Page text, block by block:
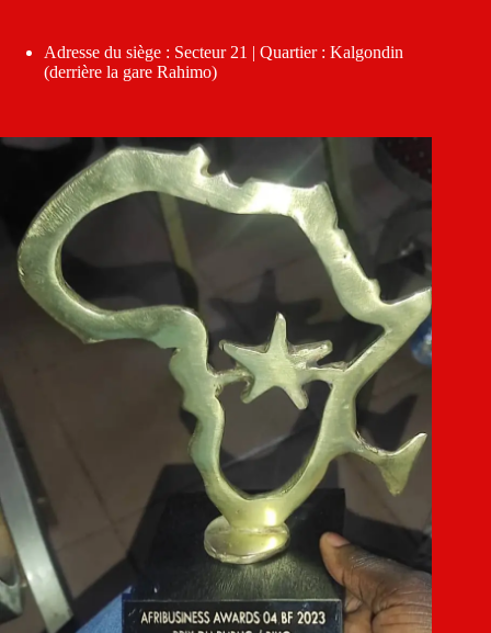
Adresse du siège : Secteur 21 | Quartier : Kalgondin
(derrière la gare Rahimo)